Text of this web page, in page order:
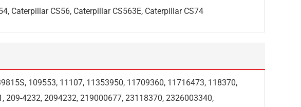
Caterpillar CS56, Caterpillar CS563E, Caterpillar CS74
109553, 11107, 11353950, 11709360, 11716473, 118370,
4232, 2094232, 219000677, 23118370, 2326003340,